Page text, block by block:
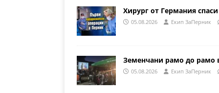
Хирург от Германия
05.08.2026 Eкип ЗаПерник
Земенчани рамо до рамо
05.08.2026 Eкип ЗаПерник